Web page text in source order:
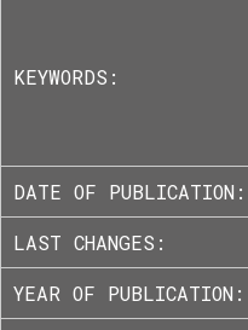
KEYWORDS:
DATE OF PUBLICATION:
LAST CHANGES:
YEAR OF PUBLICATION: